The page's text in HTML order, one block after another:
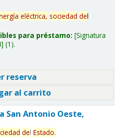
eléctrica, sociedad del
para préstamo: Signatura
(1).
reserva
al carrito
San Antonio Oeste,
del Estado.